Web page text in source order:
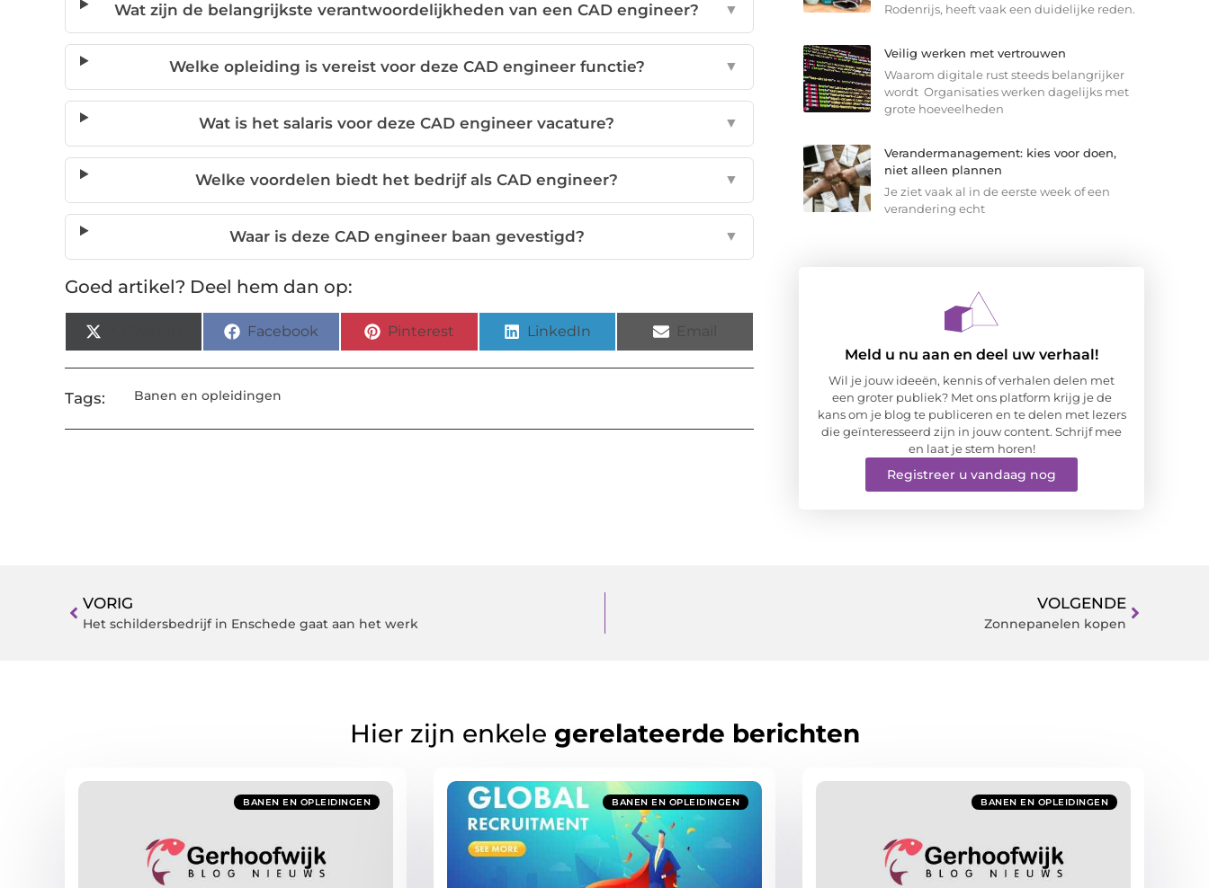
Wat zijn de belangrijkste verantwoordelijkheden van een CAD engineer? ▼
Welke opleiding is vereist voor deze CAD engineer functie? ▼
Wat is het salaris voor deze CAD engineer vacature? ▼
Welke voordelen biedt het bedrijf als CAD engineer? ▼
Waar is deze CAD engineer baan gevestigd? ▼
Goed artikel? Deel hem dan op:
Facebook Pinterest LinkedIn
Tags: Banen en opleidingen
Rodenrijs, heeft vaak een duidelijke reden.
Veilig werken met vertrouwen
Waarom digitale rust steeds belangrijker
wordt Organisaties werken dagelijks met
grote hoeveelheden
Verandermanagement: kies voor doen,
niet alleen plannen
Je ziet vaak al in de eerste week of een
verandering echt
Meld u nu aan en deel uw verhaal!
Wil je jouw ideeën, kennis of verhalen delen met
een groter publiek? Met ons platform krijg je de
kans om je blog te publiceren en te delen met lezers
die geïnteresseerd zijn in jouw content. Schrijf mee
en laat je stem horen!
Registreer u vandaag nog
VORIG
Het schildersbedrijf in Enschede gaat aan het werk
VOLGENDE
Zonnepanelen kopen
Hier zijn enkele gerelateerde berichten
BANEN EN OPLEIDINGEN BANEN EN OPLEIDINGEN BANEN EN OPLEIDINGEN